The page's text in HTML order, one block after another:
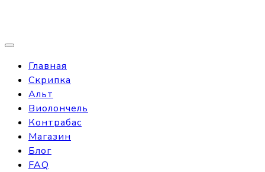
Главная
Скрипка
Альт
Виолончель
Контрабас
Магазин
Блог
FAQ